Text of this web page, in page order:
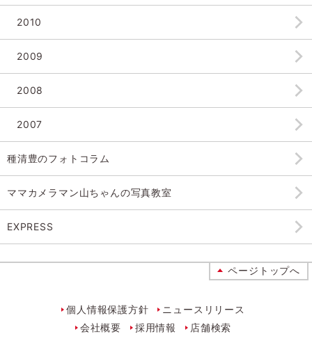
2010
2009
2008
2007
種清豊のフォトコラム
ママカメラマン山ちゃんの写真教室
EXPRESS
ページトップへ
個人情報保護方針
ニュースリリース
会社概要
採用情報 店舗検索